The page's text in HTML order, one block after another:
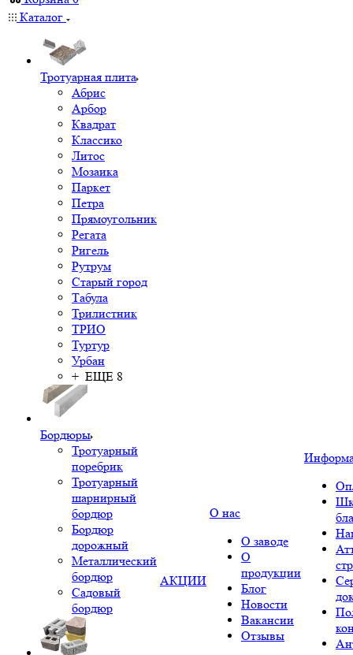
Каталог
Тротуарная плита
Абрис
Арбор
Квадрат
Классико
Литос
Мозаика
Паркет
Петра
Прямоугольник
Регата
Ригель
Рутрум
Старый город
Табула
Трилистник
ТРИО
Туртур
Урбан
+ ЕЩЕ 8
Бордюры
Тротуарный
поребрик
Тротуарный
шарнирный
бордюр
Бордюр
дорожный
Металлический
бордюр
Садовый
бордюр
АКЦИИ
О нас
О заводе
О
продукции
Блог
Новости
Вакансии
Отзывы